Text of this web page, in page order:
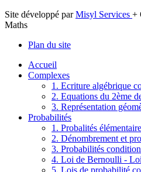
Site développé parMisyl Services +
Maths
Plan du site
Accueil
Complexes
1. Ecriture algébrique
2. Equations du 2ème
3. Représentation
Probabilités
1. Probalités
2. Dénombrement et
3. Probabilités
4. Loi de Bernoulli -
5. Lois de probabilité